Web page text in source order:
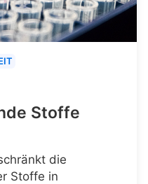
Stoffe
die
Stoffe in